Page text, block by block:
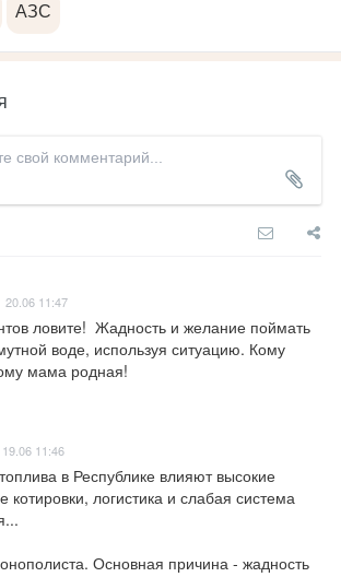
АЗС
20.06 11:47
ловите!  Жадность и желание поймать
воде, используя ситуацию. Кому
мама родная!
19.06 11:46
в Республике влияют высокие
котировки, логистика и слабая система
Основная причина - жадность